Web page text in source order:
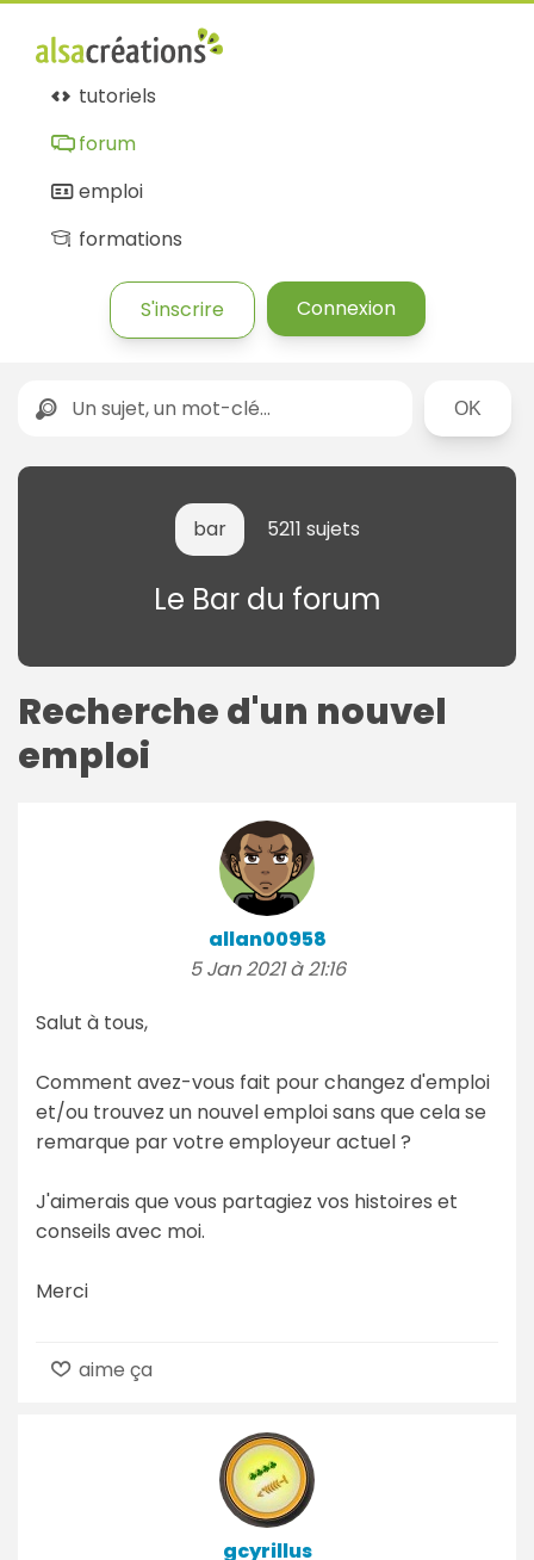
tutoriels
forum
emploi
formations
S'inscrire Connexion
Rechercher
bar 5211 sujets
Le Bar du forum
Recherche d'un nouvel
emploi
allan00958
5 Jan 2021 à 21:16
Salut à tous,
Comment avez-vous fait pour changez d'emploi
et/ou trouvez un nouvel emploi sans que cela se
remarque par votre employeur actuel ?
J'aimerais que vous partagiez vos histoires et
conseils avec moi.
Merci
aime ça
gcyrillus